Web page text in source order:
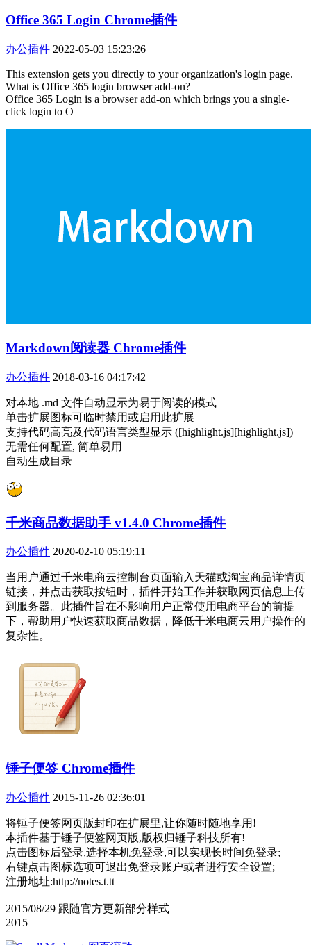
Office 365 Login Chrome插件
办公插件 2022-05-03 15:23:26
This extension gets you directly to your organization's login page.
What is Office 365 login browser add-on?
Office 365 Login is a browser add-on which brings you a single-
click login to O
Markdown阅读器 Chrome插件
办公插件 2018-03-16 04:17:42
对本地 .md 文件自动显示为易于阅读的模式
单击扩展图标可临时禁用或启用此扩展
支持代码高亮及代码语言类型显示 ([highlight.js][highlight.js])
无需任何配置, 简单易用
自动生成目录
千米商品数据助手 v1.4.0 Chrome插件
办公插件 2020-02-10 05:19:11
当用户通过千米电商云控制台页面输入天猫或淘宝商品详情页
链接，并点击获取按钮时，插件开始工作并获取网页信息上传
到服务器。此插件旨在不影响用户正常使用电商平台的前提
下，帮助用户快速获取商品数据，降低千米电商云用户操作的
复杂性。
锤子便签 Chrome插件
办公插件 2015-11-26 02:36:01
将锤子便签网页版封印在扩展里,让你随时随地享用!
本插件基于锤子便签网页版,版权归锤子科技所有!
点击图标后登录,选择本机免登录,可以实现长时间免登录;
右键点击图标选项可退出免登录账户或者进行安全设置;
注册地址:http://notes.t.tt
=================
2015/08/29 跟随官方更新部分样式
2015